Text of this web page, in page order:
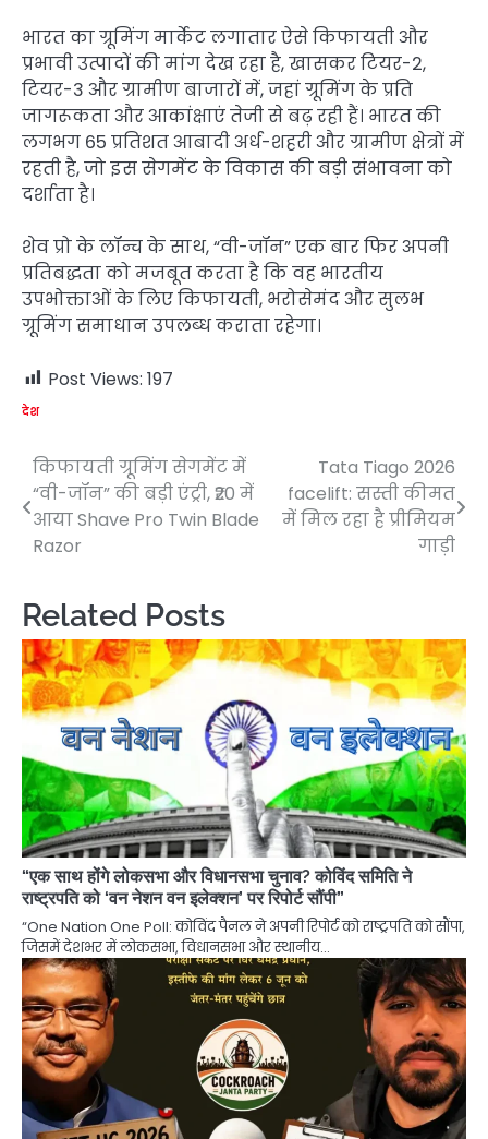
भारत का ग्रूमिंग मार्केट लगातार ऐसे किफायती और
प्रभावी उत्पादों की मांग देख रहा है, खासकर टियर-2,
टियर-3 और ग्रामीण बाजारों में, जहां ग्रूमिंग के प्रति
जागरूकता और आकांक्षाएं तेजी से बढ़ रही हैं। भारत की
लगभग 65 प्रतिशत आबादी अर्ध-शहरी और ग्रामीण क्षेत्रों में
रहती है, जो इस सेगमेंट के विकास की बड़ी संभावना को
दर्शाता है।
शेव प्रो के लॉन्च के साथ, “वी-जॉन” एक बार फिर अपनी
प्रतिबद्धता को मजबूत करता है कि वह भारतीय
उपभोक्ताओं के लिए किफायती, भरोसेमंद और सुलभ
ग्रूमिंग समाधान उपलब्ध कराता रहेगा।
Post Views: 197
देश
Post
navigation
किफायती ग्रूमिंग सेगमेंट में
“वी-जॉन” की बड़ी एंट्री, ₹20 में
आया Shave Pro Twin Blade
Razor
Tata Tiago 2026
facelift: सस्ती कीमत
में मिल रहा है प्रीमियम
गाड़ी
Related Posts
“एक साथ होंगे लोकसभा और विधानसभा चुनाव? कोविंद समिति ने
राष्ट्रपति को ‘वन नेशन वन इलेक्शन’ पर रिपोर्ट सौंपी”
“One Nation One Poll: कोविंद पैनल ने अपनी रिपोर्ट को राष्ट्रपति को सौंपा,
जिसमें देशभर में लोकसभा, विधानसभा और स्थानीय…